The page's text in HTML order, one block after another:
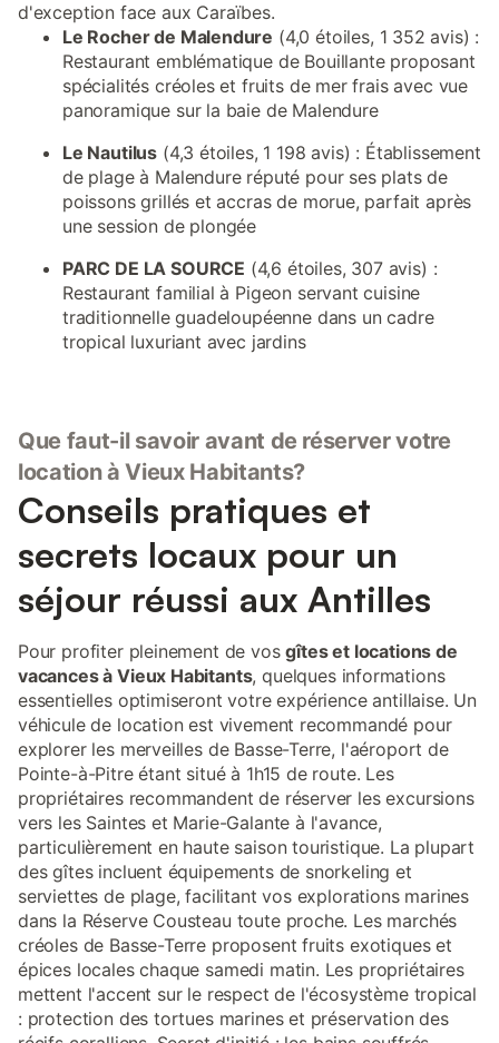
d'exception face aux Caraïbes.
Le Rocher de Malendure (4,0 étoiles, 1 352 avis) :
Restaurant emblématique de Bouillante proposant
spécialités créoles et fruits de mer frais avec vue
panoramique sur la baie de Malendure
Le Nautilus (4,3 étoiles, 1 198 avis) : Établissement
de plage à Malendure réputé pour ses plats de
poissons grillés et accras de morue, parfait après
une session de plongée
PARC DE LA SOURCE (4,6 étoiles, 307 avis) :
Restaurant familial à Pigeon servant cuisine
traditionnelle guadeloupéenne dans un cadre
tropical luxuriant avec jardins
Que faut-il savoir avant de réserver votre
location à Vieux Habitants?
Conseils pratiques et
secrets locaux pour un
séjour réussi aux Antilles
Pour profiter pleinement de vosgîtes et locations de
vacances à Vieux Habitants, quelques informations
essentielles optimiseront votre expérience antillaise. Un
véhicule de location est vivement recommandé pour
explorer les merveilles de Basse-Terre, l'aéroport de
Pointe-à-Pitre étant situé à 1h15 de route. Les
propriétaires recommandent de réserver les excursions
vers les Saintes et Marie-Galante à l'avance,
particulièrement en haute saison touristique. La plupart
des gîtes incluent équipements de snorkeling et
serviettes de plage, facilitant vos explorations marines
dans la Réserve Cousteau toute proche. Les marchés
créoles de Basse-Terre proposent fruits exotiques et
épices locales chaque samedi matin. Les propriétaires
mettent l'accent sur le respect de l'écosystème tropical
: protection des tortues marines et préservation des